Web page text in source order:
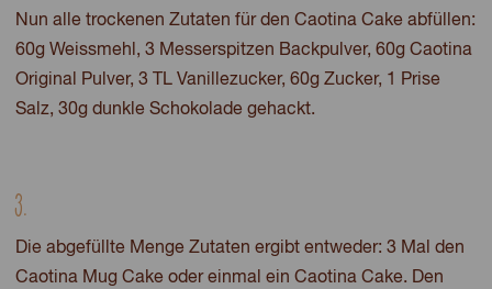
Nun alle trockenen Zutaten für den Caotina Cake abfüllen:
60g Weissmehl, 3 Messerspitzen Backpulver, 60g Caotina
Original Pulver, 3 TL Vanillezucker, 60g Zucker, 1 Prise
Salz, 30g dunkle Schokolade gehackt.
3.
Die abgefüllte Menge Zutaten ergibt entweder: 3 Mal den
Caotina Mug Cake oder einmal ein Caotina Cake. Den